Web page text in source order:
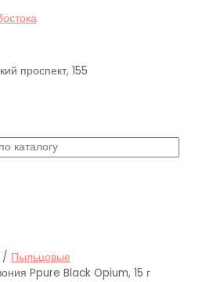
проспект, 155
/ Пыльцовые
Ppure Black Opium, 15 г